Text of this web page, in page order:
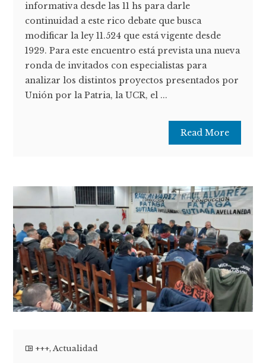
informativa desde las 11 hs para darle
continuidad a este rico debate que busca
modificar la ley 11.524 que está vigente desde
1929. Para este encuentro está prevista una nueva
ronda de invitados con especialistas para
analizar los distintos proyectos presentados por
Unión por la Patria, la UCR, el ...
Read More
+++,Actualidad